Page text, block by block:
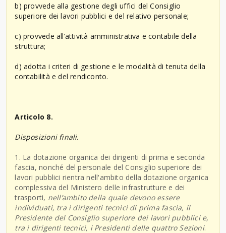
b) provvede alla gestione degli uffici del Consiglio
superiore dei lavori pubblici e del relativo personale;
c) provvede all’attività amministrativa e contabile della
struttura;
d) adotta i criteri di gestione e le modalità di tenuta della
contabilità e del rendiconto.
Articolo 8.
Disposizioni finali.
1. La dotazione organica dei dirigenti di prima e seconda
fascia, nonché del personale del Consiglio superiore dei
lavori pubblici rientra nell'ambito della dotazione organica
complessiva del Ministero delle infrastrutture e dei
trasporti, nell’ambito della quale devono essere
individuati, tra i dirigenti tecnici di prima fascia, il
Presidente del Consiglio superiore dei lavori pubblici e,
tra i dirigenti tecnici, i Presidenti delle quattro Sezioni.